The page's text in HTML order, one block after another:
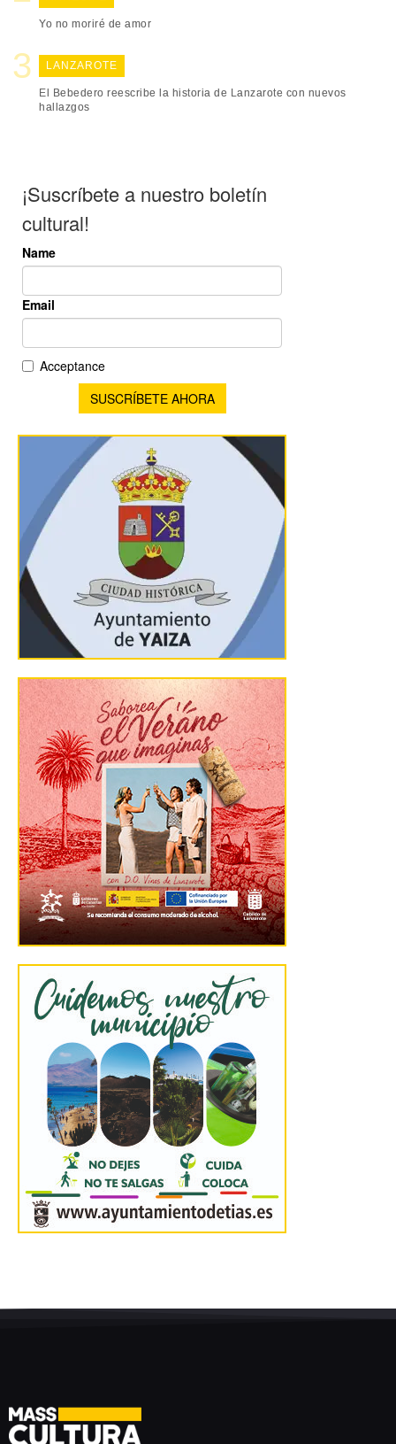
Yo no moriré de amor
LANZAROTE
El Bebedero reescribe la historia de Lanzarote con nuevos
hallazgos